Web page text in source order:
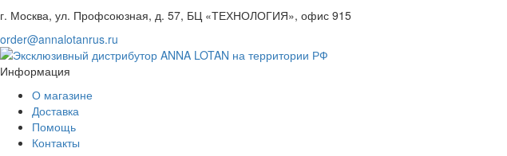
г. Москва, ул. Профсоюзная, д. 57, БЦ «ТЕХНОЛОГИЯ», офис 915
order@annalotanrus.ru
Информация
О магазине
Доставка
Помощь
Контакты